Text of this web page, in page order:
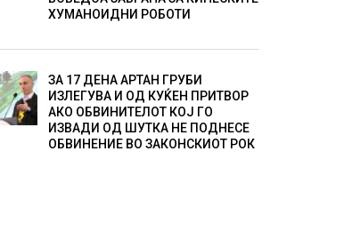
ХУМАНОИДНИ РОБОТИ
ЗА 17 ДЕНА АРТАН ГРУБИ
ИЗЛЕГУВА И ОД КУЌЕН ПРИТВОР
АКО ОБВИНИТЕЛОТ КОЈ ГО
ИЗВАДИ ОД ШУТКА НЕ ПОДНЕСЕ
ОБВИНЕНИЕ ВО ЗАКОНСКИОТ РОК